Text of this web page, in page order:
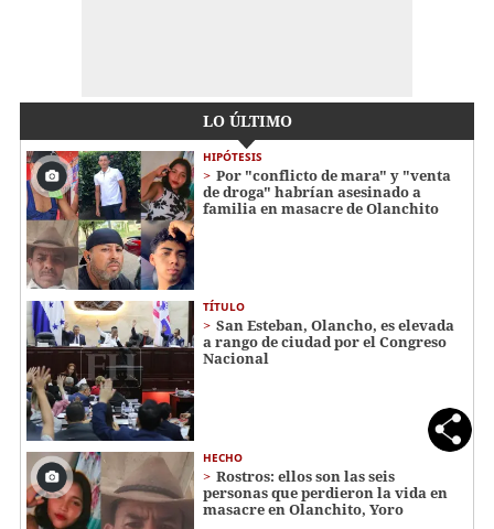
LO ÚLTIMO
HIPÓTESIS
Por "conflicto de mara" y "venta
de droga" habrían asesinado a
familia en masacre de Olanchito
TÍTULO
San Esteban, Olancho, es elevada
a rango de ciudad por el Congreso
Nacional
HECHO
Rostros: ellos son las seis
personas que perdieron la vida en
masacre en Olanchito, Yoro